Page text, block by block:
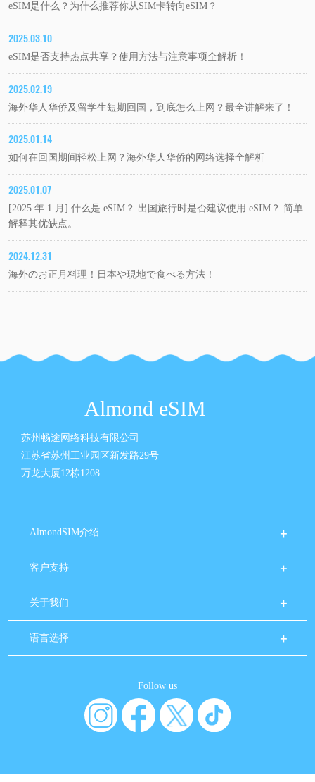
eSIM是什么？为什么推荐你从SIM卡转向eSIM？
2025.03.10
eSIM是否支持热点共享？使用方法与注意事项全解析！
2025.02.19
海外华人华侨及留学生短期回国，到底怎么上网？最全讲解来了！
2025.01.14
如何在回国期间轻松上网？海外华人华侨的网络选择全解析
2025.01.07
[2025 年 1 月] 什么是 eSIM？ 出国旅行时是否建议使用 eSIM？ 简单
解释其优缺点。
2024.12.31
海外のお正月料理！日本や現地で食べる方法！
Almond eSIM
苏州畅途网络科技有限公司
江苏省苏州工业园区新发路29号
万龙大厦12栋1208
AlmondSIM介绍
客户支持
关于我们
语言选择
Follow us